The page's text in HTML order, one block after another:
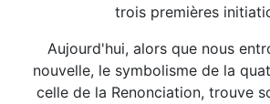
trois premières
Aujourd'hui, alors que nous
nouvelle, le symbolisme de la
celle de la Renonciation, trouve